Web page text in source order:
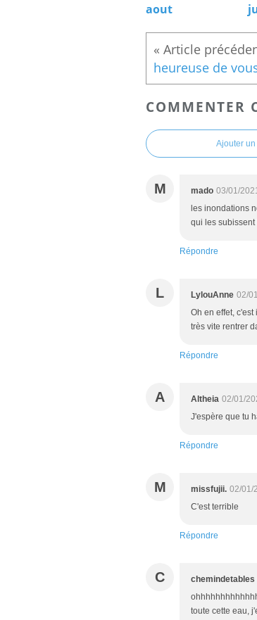
aout
COMMENTER
Ajouter
M mado 03/01/
les inondations
qui les subissent
Répondre
L LylouAnne 02/
Oh en effet,
très vite rentrer
Répondre
A Altheia 02/01/
J'espère que tu
Répondre
M missfujii. 02/01/
C'est terrible
Répondre
C chemindetables
toute cette eau,